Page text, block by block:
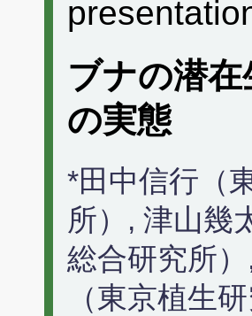
presentation
ブナの潜
の実態
*田中信行（
所）, 津山幾
総合研究所
（東京植生